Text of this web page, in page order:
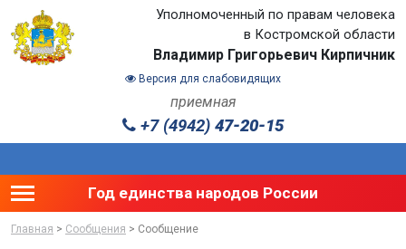
Уполномоченный по правам человека
в Костромской области
Владимир Григорьевич Кирпичник
Версия для слабовидящих
приемная
+7 (4942) 47-20-15
Toggle main menu visibility
Год единства народов России
Главная > Сообщения > Сообщение